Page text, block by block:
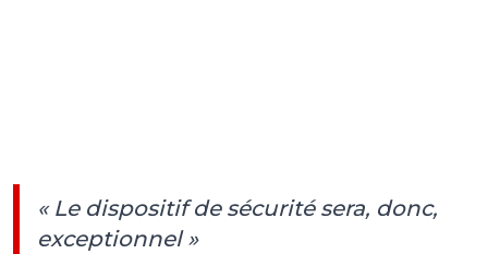
« Le dispositif de sécurité sera, donc,
exceptionnel »